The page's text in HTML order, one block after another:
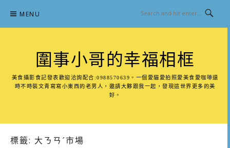
content
MENU
圍事小哥的幸福相框
美食攝影食記發表歡迎洽詢配合:0988570639。一個愛貓愛拍照愛美食愛咖啡還
時不時裝文青寫寫小東西的老男人，邀請大夥跟我一起，發現這世界更多的美
好。
標籤: 大ㄋㄢˊ市場